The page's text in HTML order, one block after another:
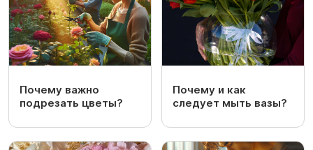
Почему важно
подрезать цветы?
Почему и как
следует мыть вазы?